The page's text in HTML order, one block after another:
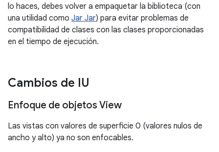
lo haces, debes volver a empaquetar la biblioteca (con
una utilidad como Jar Jar) para evitar problemas de
compatibilidad de clases con las clases proporcionadas
en el tiempo de ejecución.
Cambios de IU
Enfoque de objetos View
Las vistas con valores de superficie 0 (valores nulos de
ancho y alto) ya no son enfocables.